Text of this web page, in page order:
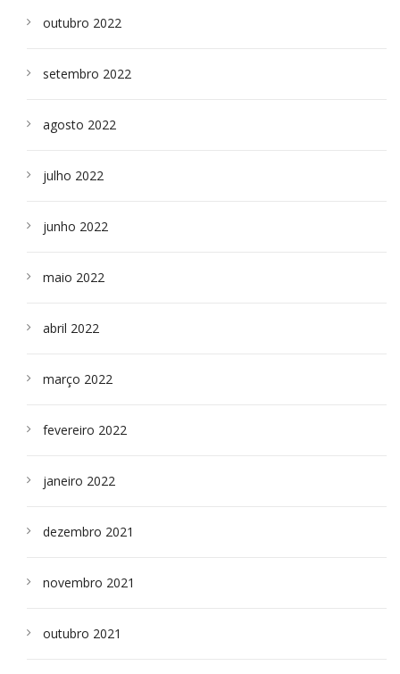
outubro 2022
setembro 2022
agosto 2022
julho 2022
junho 2022
maio 2022
abril 2022
março 2022
fevereiro 2022
janeiro 2022
dezembro 2021
novembro 2021
outubro 2021